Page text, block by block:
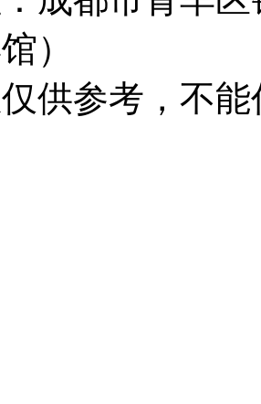
）
供参考，不